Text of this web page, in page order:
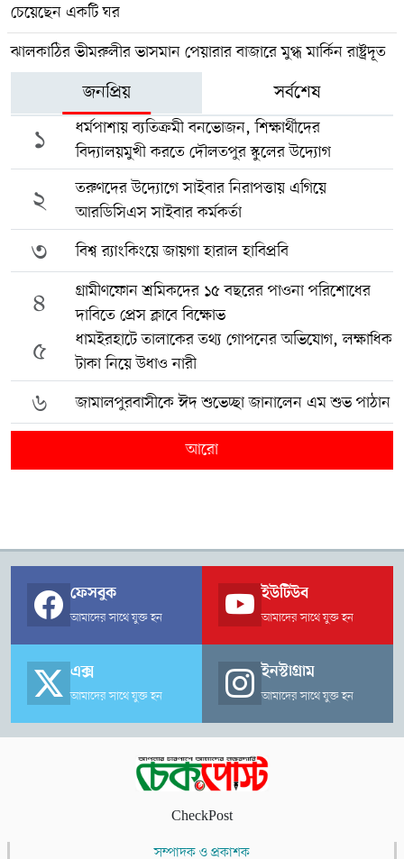
চেয়েছেন একটি ঘর
ঝালকাঠির ভীমরুলীর ভাসমান পেয়ারার বাজারে মুগ্ধ মার্কিন রাষ্ট্রদূত
জনপ্রিয় সর্বশেষ
১
ধর্মপাশায় ব্যতিক্রমী বনভোজন, শিক্ষার্থীদের
বিদ্যালয়মুখী করতে দৌলতপুর স্কুলের উদ্যোগ
২
তরুণদের উদ্যোগে সাইবার নিরাপত্তায় এগিয়ে
আরডিসিএস সাইবার কর্মকর্তা
৩ বিশ্ব র‍্যাংকিংয়ে জায়গা হারাল হাবিপ্রবি
৪
গ্রামীণফোন শ্রমিকদের ১৫ বছরের পাওনা পরিশোধের
দাবিতে প্রেস ক্লাবে বিক্ষোভ
৫
ধামইরহাটে তালাকের তথ্য গোপনের অভিযোগ, লক্ষাধিক
টাকা নিয়ে উধাও নারী
৬ জামালপুরবাসীকে ঈদ শুভেচ্ছা জানালেন এম শুভ পাঠান
আরো
ফেসবুক
আমাদের সাথে যুক্ত হন
ইউটিউব
আমাদের সাথে যুক্ত হন
এক্স
আমাদের সাথে যুক্ত হন
ইনস্টাগ্রাম
আমাদের সাথে যুক্ত হন
CheckPost
সম্পাদক ও প্রকাশক